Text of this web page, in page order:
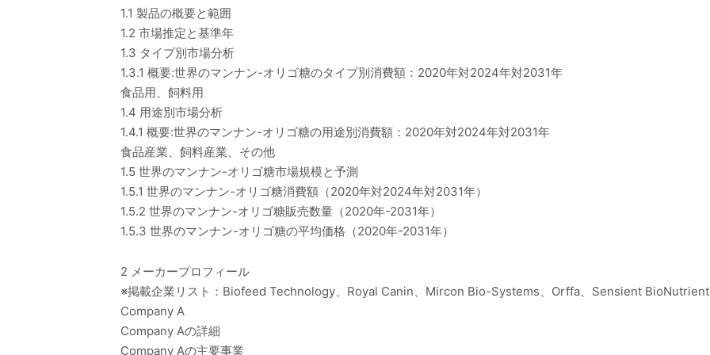
1.1 製品の概要と範囲
1.2 市場推定と基準年
1.3 タイプ別市場分析
1.3.1 概要:世界のマンナン-オリゴ糖のタイプ別消費額：2020年対2024年対2031年
食品用、飼料用
1.4 用途別市場分析
1.4.1 概要:世界のマンナン-オリゴ糖の用途別消費額：2020年対2024年対2031年
食品産業、飼料産業、その他
1.5 世界のマンナン-オリゴ糖市場規模と予測
1.5.1 世界のマンナン-オリゴ糖消費額（2020年対2024年対2031年）
1.5.2 世界のマンナン-オリゴ糖販売数量（2020年-2031年）
1.5.3 世界のマンナン-オリゴ糖の平均価格（2020年-2031年）
2 メーカープロフィール
※掲載企業リスト：Biofeed Technology、Royal Canin、Mircon Bio-Systems、Orffa、Sensient
Company A
Company Aの詳細
Company Aの主要事業